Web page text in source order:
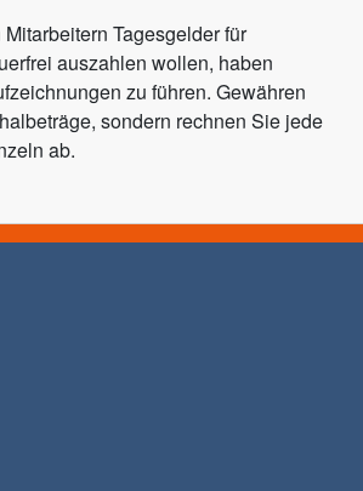
Tagesgelder für
auszahlen wollen, haben
zu führen. Gewähren
sondern rechnen Sie jede
ab.